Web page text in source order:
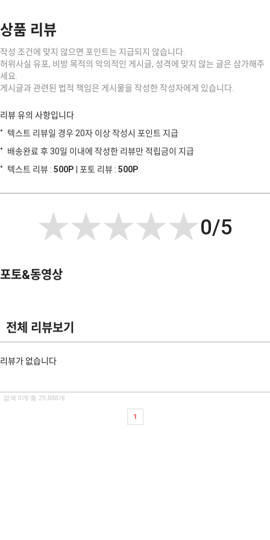
상품 리뷰
작성 조건에 맞지 않으면 포인트는 지급되지 않습니다.
허위사실 유포, 비방 목적의 악의적인 게시글, 성격에 맞지 않는 글은 삼가해주
세요.
게시글과 관련된 법적 책임은 게시물을 작성한 작성자에게 있습니다.
리뷰 유의 사항입니다
텍스트 리뷰일 경우 20자 이상 작성시 포인트 지급
배송완료 후 30일 이내에 작성한 리뷰만 적립금이 지급
텍스트 리뷰 : 500P | 포토 리뷰 : 500P
★★★★★
★★★★★0/5
포토&동영상
전체 리뷰보기
리뷰가 없습니다
검색 0개/총 29,888개
1